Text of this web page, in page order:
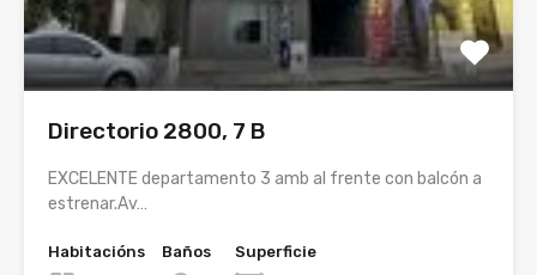
Directorio 2800, 7 B
EXCELENTE departamento 3 amb al frente con balcón a
estrenar.Av…
Habitacións
Baños
Superficie